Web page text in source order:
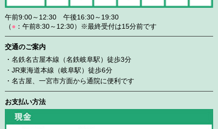
午前9:00～12:30 午後16:30～19:30
（● ：午前8:30～12:30）※最終受付は15分前です
交通のご案内
・名鉄名古屋本線（名鉄岐阜駅）徒歩3分
・JR東海道本線（岐阜駅）徒歩6分
・名古屋、一宮市方面から通院に便利です
お支払い方法